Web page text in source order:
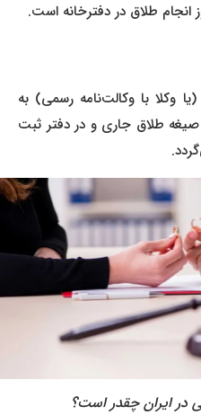
طلاق در دفترخانه است.
وکلا با وکالت‌نامه رسمی) به
طلاق جاری و در دفتر ثبت
ایران چقدر است؟